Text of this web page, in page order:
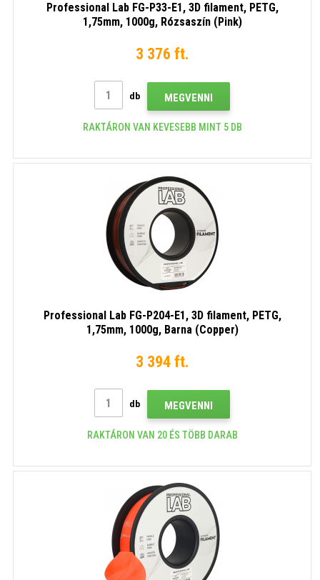
Professional Lab FG-P33-E1, 3D filament, PETG,
1,75mm, 1000g, Rózsaszín (Pink)
3 376 ft.
db MEGVENNI
RAKTÁRON VAN KEVESEBB MINT 5 DB
Professional Lab FG-P204-E1, 3D filament, PETG,
1,75mm, 1000g, Barna (Copper)
3 394 ft.
db MEGVENNI
RAKTÁRON VAN 20 ÉS TÖBB DARAB